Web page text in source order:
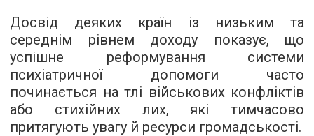
Досвід деяких країн із низьким та
середнім рівнем доходу показує, що
успішне реформування системи
психіатричної допомоги часто
починається на тлі військових конфліктів
або стихійних лих, які тимчасово
притягують увагу й ресурси громадськості.